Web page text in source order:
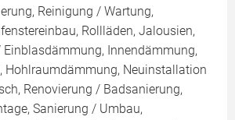
Reinigung / Wartung,
Rollläden, Jalousien,
Einblasdämmung, Innendämmung,
Hohlraumdämmung, Neuinstallation
Renovierung / Badsanierung,
Sanierung / Umbau,